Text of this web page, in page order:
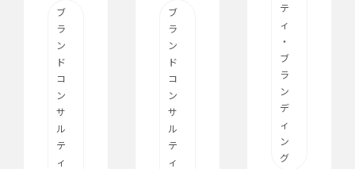
ブ
ラ
ン
ド
コ
ン
サ
ル
テ
ィ
ブ
ラ
ン
ド
コ
ン
サ
ル
テ
ィ
テ
ィ
・
ブ
ラ
ン
デ
ィ
ン
グ